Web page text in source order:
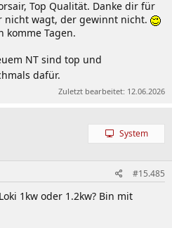
Top Qualität. Danke dir für
nicht wagt, der gewinnt nicht.
komme Tagen.
NT sind top und
dafür.
Zuletzt bearbeitet: 12.06.2026
System
#15.485
1kw oder 1.2kw? Bin mit